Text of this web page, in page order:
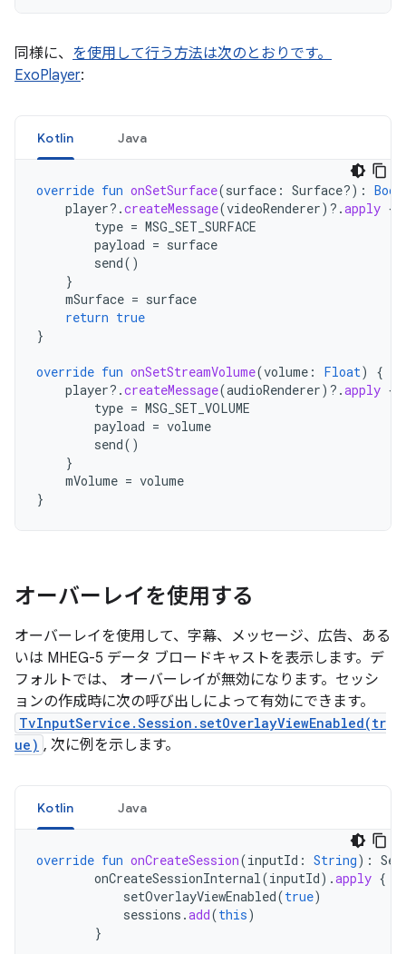
同様に、 を使用して行う方法は次のとおりです。
ExoPlayer:
Kotlin Java
override fun onSetSurface(surface : Surface?) :
player?.createMessage(videoRenderer) ?.apply {
type = MSG_SET_SURFACE
payload = surface
send()
}
mSurface = surface
return true
}
override fun onSetStreamVolume(volume : Float)
{
player?.createMessage(audioRenderer) ?.apply {
type = MSG_SET_VOLUME
payload = volume
send()
}
mVolume = volume
}
オーバーレイを使用する
オーバーレイを使用して、字幕、メッセージ、広告、ある
いは MHEG-5 データ ブロードキャストを表示します。デ
フォルトでは、 オーバーレイが無効になります。セッシ
ョンの作成時に次の呼び出しによって有効にできます。
TvInputService.Session.setOverlayViewEnabled(tr
ue) , 次に例を示します。
Kotlin Java
override fun onCreateSession(inputId : String):
onCreateSessionInternal(inputId).apply {
setOverlayViewEnabled(true)
sessions .add(this)
}